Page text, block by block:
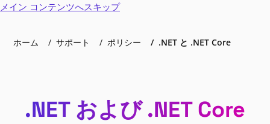
メイン コンテンツへスキップ
ホーム サポート ポリシー .NET と .NET Core
.NET および .NET Core